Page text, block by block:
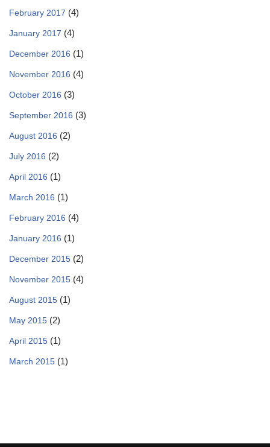
February 2017 (4)
January 2017 (4)
December 2016 (1)
November 2016 (4)
October 2016 (3)
September 2016 (3)
August 2016 (2)
July 2016 (2)
April 2016 (1)
March 2016 (1)
February 2016 (4)
January 2016 (1)
December 2015 (2)
November 2015 (4)
August 2015 (1)
May 2015 (2)
April 2015 (1)
March 2015 (1)